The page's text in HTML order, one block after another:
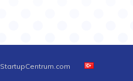
StartupCentrum.com